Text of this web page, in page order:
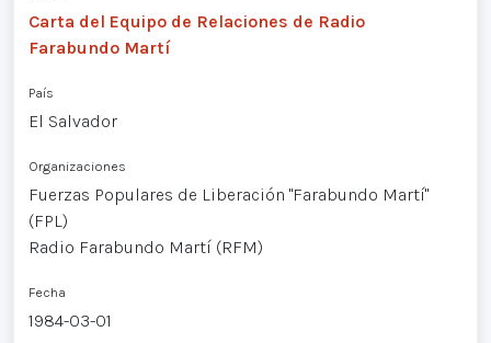
Carta del Equipo de Relaciones de Radio
Farabundo Martí
País
El Salvador
Organizaciones
Fuerzas Populares de Liberación "Farabundo Martí"
(FPL)
Radio Farabundo Martí (RFM)
Fecha
1984-03-01